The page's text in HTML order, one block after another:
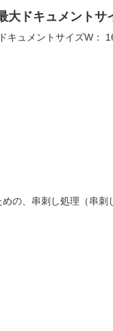
大ドキュメントサ
キュメントサイズW：
の、串刺し処理（串刺